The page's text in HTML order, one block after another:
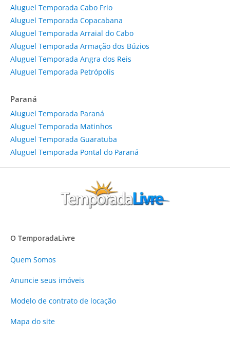
Aluguel Temporada Cabo Frio
Aluguel Temporada Copacabana
Aluguel Temporada Arraial do Cabo
Aluguel Temporada Armação dos Búzios
Aluguel Temporada Angra dos Reis
Aluguel Temporada Petrópolis
Paraná
Aluguel Temporada Paraná
Aluguel Temporada Matinhos
Aluguel Temporada Guaratuba
Aluguel Temporada Pontal do Paraná
O TemporadaLivre
Quem Somos
Anuncie seus imóveis
Modelo de contrato de locação
Mapa do site